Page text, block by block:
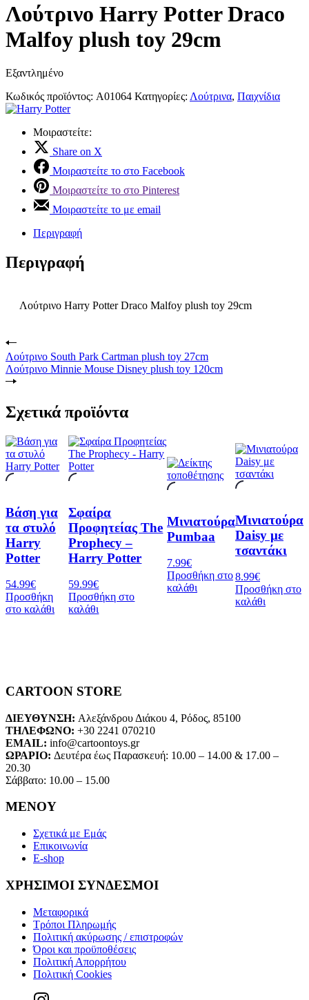
Λούτρινο Harry Potter Draco
Malfoy plush toy 29cm
Εξαντλημένο
Κωδικός προϊόντος: A01064 Κατηγορίες: Λούτρινα, Παιχνίδια
Μοιραστείτε:
Share on X
Μοιραστείτε το στο Facebook
Μοιραστείτε το στο Pinterest
Μοιραστείτε το με email
Περιγραφή
Περιγραφή
Λούτρινο Harry Potter Draco Malfoy plush toy 29cm
Λούτρινο South Park Cartman plush toy 27cm
Λούτρινο Minnie Mouse Disney plush toy 120cm
Σχετικά προϊόντα
Βάση για
τα στυλό
Harry
Potter
54.99€
Προσθήκη
στο καλάθι
Σφαίρα
Προφητείας The
Prophecy –
Harry Potter
59.99€
Προσθήκη στο
καλάθι
Μινιατούρα
Pumbaa
7.99€
Προσθήκη στο
καλάθι
Μινιατούρα
Daisy με
τσαντάκι
8.99€
Προσθήκη στο
καλάθι
CARTOON STORE
ΔΙΕΥΘΥΝΣΗ: Αλεξάνδρου Διάκου 4, Ρόδος, 85100
ΤΗΛΕΦΩΝΟ: +30 2241 070210
EMAIL: info@cartoontoys.gr
ΩΡΑΡΙΟ: Δευτέρα έως Παρασκευή: 10.00 – 14.00 & 17.00 –
20.30
Σάββατο: 10.00 – 15.00
ΜΕΝΟΥ
Σχετικά με Εμάς
Επικοινωνία
E-shop
ΧΡΗΣΙΜΟΙ ΣΥΝΔΕΣΜΟΙ
Μεταφορικά
Τρόποι Πληρωμής
Πολιτική ακύρωσης / επιστροφών
Όροι και προϋποθέσεις
Πολιτική Απορρήτου
Πολιτική Cookies